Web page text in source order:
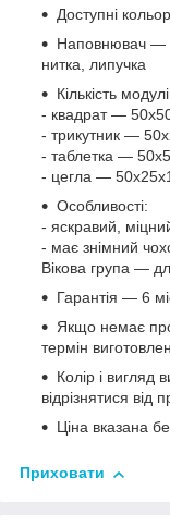
Доступні
Наповнювач —
нитка, липучка
Кількість
- квадрат —
- трикутник —
- таблетка —
- цегла —
Особливості:
- яскравий,
- має знімний
Вікова група —
Гарантія — 6
Якщо немає
термін
Колір і вигляд
відрізнятися від
Ціна вказана
Приховати